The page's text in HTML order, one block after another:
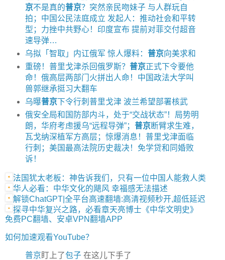
京不是真的普京？突然亲民吻妹子 与人群玩自
拍；中国公民法庭成立 发起人：推动社会和平转
型；力挫中共野心！印度宣布 提前对菲交付超音
速导弹…
乌拟「智取」内讧俄军 惊人爆料： 普京向美求和
重磅！普里戈津杀回俄罗斯？ 普京正式下令要他
命！俄高层两部门火拼出人命！中国政法大学叫
兽郭继承挺习大翻车
乌曝普京下令行刺普里戈津 波兰希望部署核武
俄安全局和国防部内斗，处于“交战状态”！局势明
朗，华府考虑援乌“远程导弹”； 普京断臂求生难，
瓦戈纳深植军方高层；惊爆消息！普里戈津面临
行刺；美国最高法院历史裁决！免学贷和同婚败
诉！
法国犹太老板：神告诉我们，只有一位中国人能救人类
华人必看：中华文化的飓风 幸福感无法描述
解锁ChatGPT|全平台高速翻墙:高清视频秒开,超低延迟
探寻中华复兴之路，必看章天亮博士《中华文明史》
免费PC翻墙、安卓VPN翻墙APP
如何加速观看YouTube？
普京盯上了包子 在这儿下手了